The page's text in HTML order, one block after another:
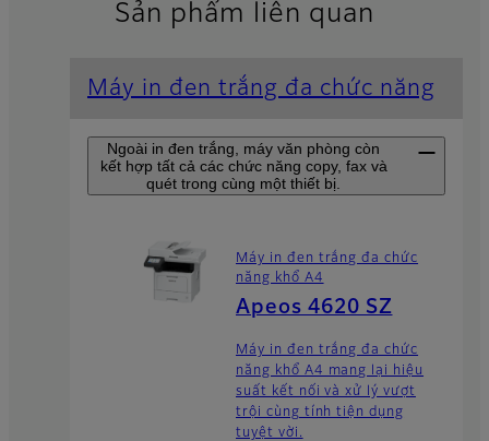
Sản phẩm liên quan
Máy in đen trắng đa chức năng
Ngoài in đen trắng, máy văn phòng còn
kết hợp tất cả các chức năng copy, fax và
quét trong cùng một thiết bị.
Máy in đen trắng đa chức
năng khổ A4
Apeos 4620 SZ
Máy in đen trắng đa chức
năng khổ A4 mang lại hiệu
suất kết nối và xử lý vượt
trội cùng tính tiện dụng
tuyệt vời.